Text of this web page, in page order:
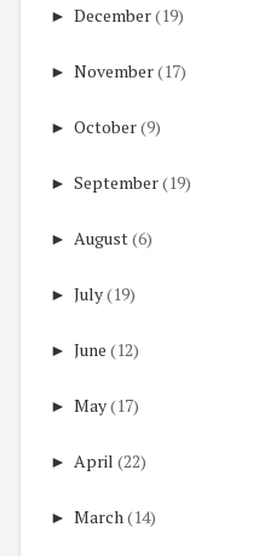
► December(19)
► November(17)
► October(9)
► September(19)
► August(6)
► July(19)
► June (12)
► May(17)
► April (22)
► March(14)